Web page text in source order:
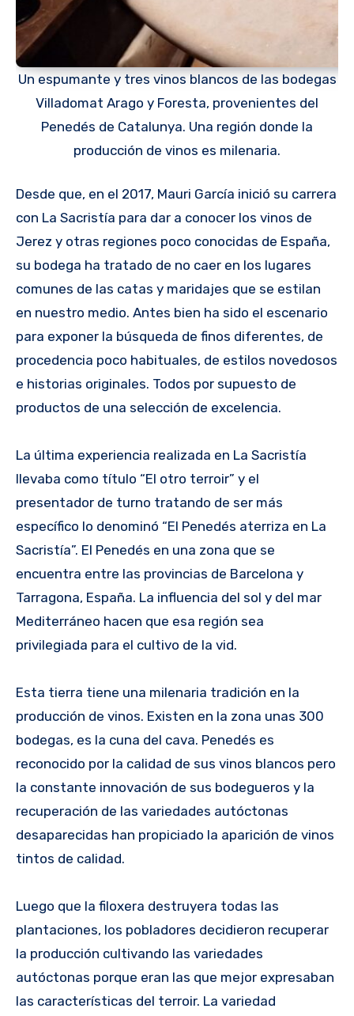
Un espumante y tres vinos blancos de las bodegas
Villadomat Arago y Foresta, provenientes del
Penedés de Catalunya. Una región donde la
producción de vinos es milenaria.
Desde que, en el 2017, Mauri García inició su carrera
con La Sacristía para dar a conocer los vinos de
Jerez y otras regiones poco conocidas de España,
su bodega ha tratado de no caer en los lugares
comunes de las catas y maridajes que se estilan
en nuestro medio. Antes bien ha sido el escenario
para exponer la búsqueda de finos diferentes, de
procedencia poco habituales, de estilos novedosos
e historias originales. Todos por supuesto de
productos de una selección de excelencia.
La última experiencia realizada en La Sacristía
llevaba como título “El otro terroir” y el
presentador de turno tratando de ser más
específico lo denominó “El Penedés aterriza en La
Sacristía”. El Penedés en una zona que se
encuentra entre las provincias de Barcelona y
Tarragona, España. La influencia del sol y del mar
Mediterráneo hacen que esa región sea
privilegiada para el cultivo de la vid.
Esta tierra tiene una milenaria tradición en la
producción de vinos. Existen en la zona unas 300
bodegas, es la cuna del cava. Penedés es
reconocido por la calidad de sus vinos blancos pero
la constante innovación de sus bodegueros y la
recuperación de las variedades autóctonas
desaparecidas han propiciado la aparición de vinos
tintos de calidad.
Luego que la filoxera destruyera todas las
plantaciones, los pobladores decidieron recuperar
la producción cultivando las variedades
autóctonas porque eran las que mejor expresaban
las características del terroir. La variedad